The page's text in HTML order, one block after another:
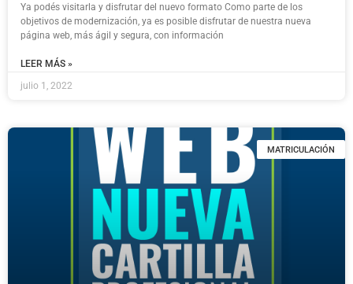
Ya podés visitarla y disfrutar del nuevo formato Como parte de los
objetivos de modernización, ya es posible disfrutar de nuestra nueva
página web, más ágil y segura, con información
LEER MÁS »
julio 1, 2022
MATRICULACIÓN